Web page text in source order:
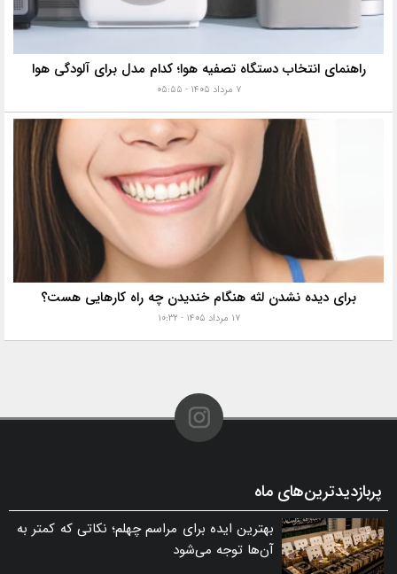
راهنمای انتخاب دستگاه تصفیه هوا؛ کدام مدل برای آلودگی هوا
۷ مرداد ۱۴۰۵ - ۰۵:۵۵
برای دیده نشدن لثه هنگام خندیدن چه راه کارهایی هست؟
۱۷ مرداد ۱۴۰۵ - ۱۰:۳۲
پربازدیدترین‌های ماه
بهترین ایده برای مراسم چهلم؛ نکاتی که کمتر به
آن‌ها توجه می‌شود